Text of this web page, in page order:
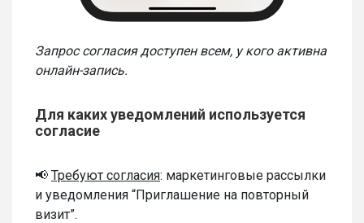
Запрос согласия доступен всем, у кого активна
онлайн-запись.
Для каких уведомлений используется
согласие
📢 Требуют согласия: маркетинговые рассылки
и уведомления “Приглашение на повторный
визит”.